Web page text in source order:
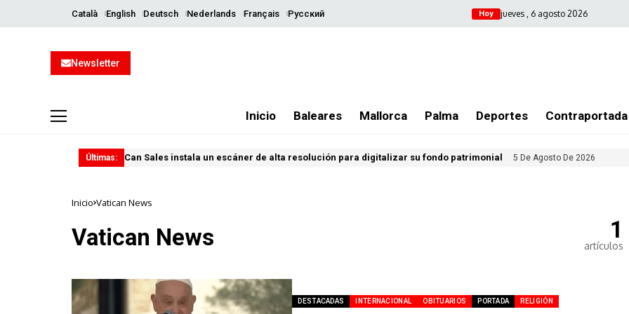
Català English Deutsch Nederlands Français Русский Hoy jueves , 6 agosto 2026
Newsletter
Inicio Baleares Mallorca Palma Deportes Contraportada
Últimas: Can Sales instala un escáner de alta resolución para digitalizar su fondo patrimonial 5 De Agosto De 2026
Inicio Vatican News
Vatican News 1
artículos
DESTACADAS INTERNACIONAL OBITUARIOS PORTADA RELIGIÓN